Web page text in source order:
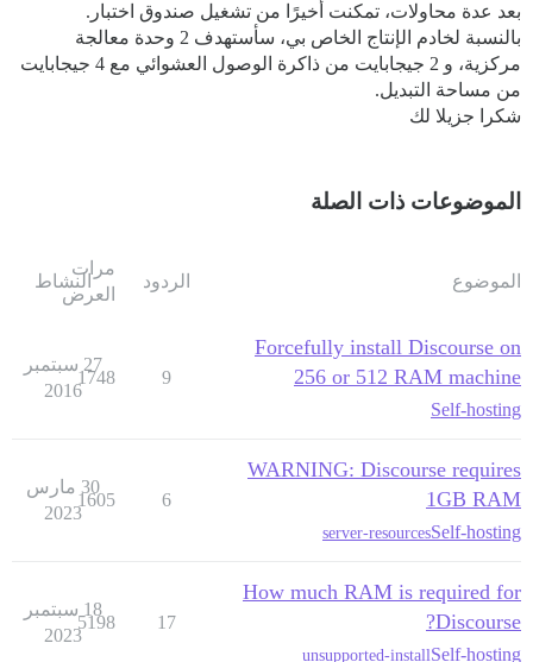
بعد عدة محاولات، تمكنت أخيرًا من تشغيل صندوق اختبار.
بالنسبة لخادم الإنتاج الخاص بي، سأستهدف 2 وحدة معالجة
مركزية، و 2 جيجابايت من ذاكرة الوصول العشوائي مع 4 جيجابايت
من مساحة التبديل.
شكرا جزيلا لك
الموضوعات ذات الصلة
الموضوع الردود
مرات
العرض
النشاط
Forcefully install Discourse on
256 or 512 RAM machine
Self-hosting
9
1748
27 سبتمبر
2016
WARNING: Discourse requires
1GB RAM
Self-hosting
server-resources
6
1605
30 مارس
2023
How much RAM is required for
Discourse?
Self-hosting
unsupported-install
17
5198
18 سبتمبر
2023